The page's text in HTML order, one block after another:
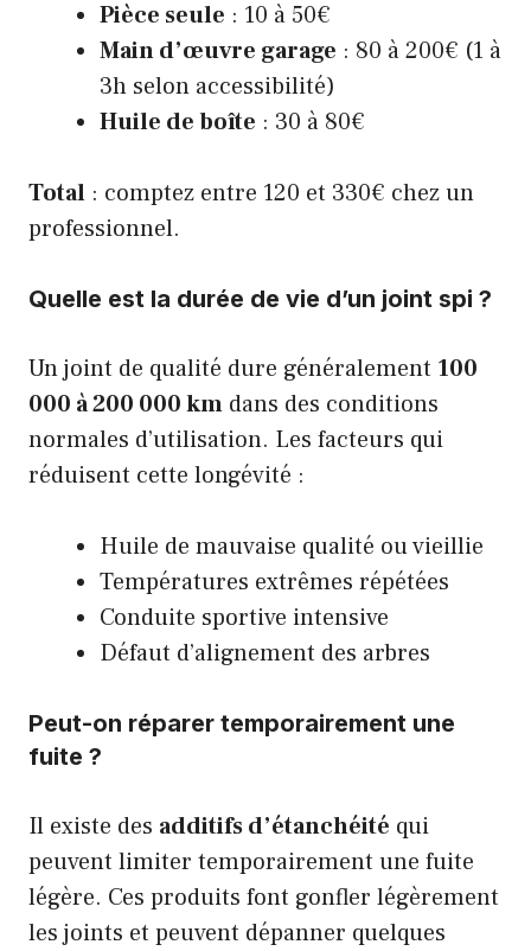
Pièce seule : 10 à 50€
Main d’œuvre garage : 80 à 200€ (1 à
3h selon accessibilité)
Huile de boîte : 30 à 80€
Total : comptez entre 120 et 330€ chez un
professionnel.
Quelle est la durée de vie d’un joint spi ?
Un joint de qualité dure généralement 100
000 à 200 000 km dans des conditions
normales d’utilisation. Les facteurs qui
réduisent cette longévité :
Huile de mauvaise qualité ou vieillie
Températures extrêmes répétées
Conduite sportive intensive
Défaut d’alignement des arbres
Peut-on réparer temporairement une
fuite ?
Il existe des additifs d’étanchéité qui
peuvent limiter temporairement une fuite
légère. Ces produits font gonfler légèrement
les joints et peuvent dépanner quelques